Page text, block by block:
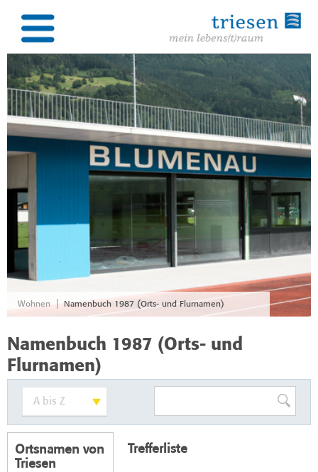
Wohnen Namenbuch 1987 (Orts- und Flurnamen)
Namenbuch 1987 (Orts- und
Flurnamen)
Ortsnamen von
Triesen
Trefferliste